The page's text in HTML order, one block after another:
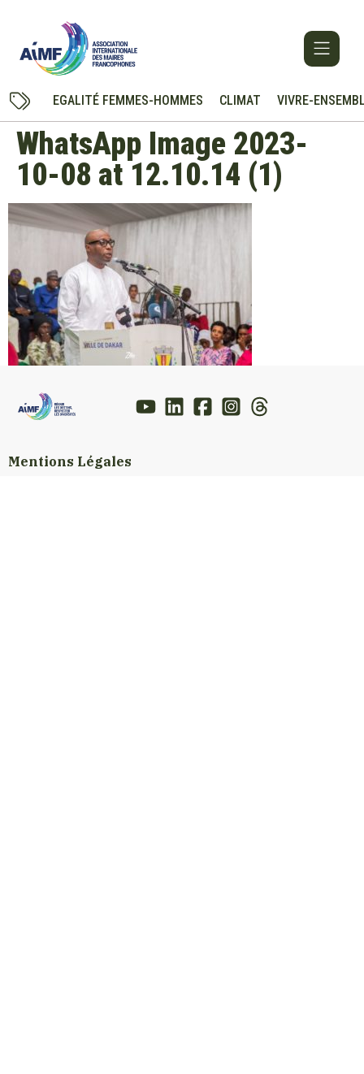
EGALITÉ FEMMES-HOMMES CLIMAT VIVRE-
WhatsApp Image 2023-
10-08 at 12.10.14 (1)
Mentions Légales